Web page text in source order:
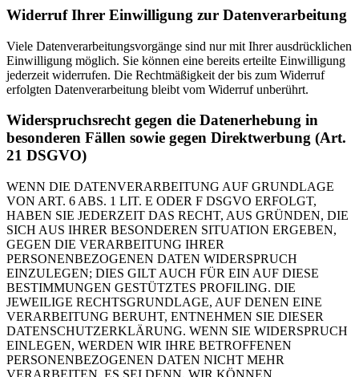
Widerruf Ihrer Einwilligung zur Datenverarbeitung
Viele Datenverarbeitungsvorgänge sind nur mit Ihrer ausdrücklichen
Einwilligung möglich. Sie können eine bereits erteilte Einwilligung
jederzeit widerrufen. Die Rechtmäßigkeit der bis zum Widerruf
erfolgten Datenverarbeitung bleibt vom Widerruf unberührt.
Widerspruchsrecht gegen die Datenerhebung in
besonderen Fällen sowie gegen Direktwerbung (Art.
21 DSGVO)
WENN DIE DATENVERARBEITUNG AUF GRUNDLAGE
VON ART. 6 ABS. 1 LIT. E ODER F DSGVO ERFOLGT,
HABEN SIE JEDERZEIT DAS RECHT, AUS GRÜNDEN, DIE
SICH AUS IHRER BESONDEREN SITUATION ERGEBEN,
GEGEN DIE VERARBEITUNG IHRER
PERSONENBEZOGENEN DATEN WIDERSPRUCH
EINZULEGEN; DIES GILT AUCH FÜR EIN AUF DIESE
BESTIMMUNGEN GESTÜTZTES PROFILING. DIE
JEWEILIGE RECHTSGRUNDLAGE, AUF DENEN EINE
VERARBEITUNG BERUHT, ENTNEHMEN SIE DIESER
DATENSCHUTZERKLÄRUNG. WENN SIE WIDERSPRUCH
EINLEGEN, WERDEN WIR IHRE BETROFFENEN
PERSONENBEZOGENEN DATEN NICHT MEHR